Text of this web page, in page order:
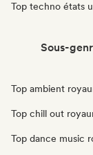
Top techno états
Sous-
Top ambient
Top chill out
Top dance music